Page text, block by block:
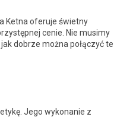
Ketna oferuje świetny
cenie. Nie musimy
dobrze można połączyć te
Jego wykonanie z